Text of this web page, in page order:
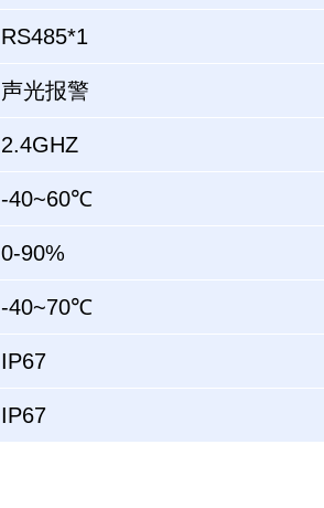
RS485*1
声光报警
2.4GHZ
-40~60℃
0-90%
-40~70℃
IP67
IP67